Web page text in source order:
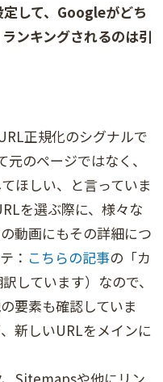
して、Googleがどち
ンキングされるのは引
正規化のシグナルで
のページではなく、
ほしい、と言っていま
を選ぶ際に、様々な
動画にもその詳細につ
： こちらの記事の「カ
しています）なので、
要素も確認していま
新しいURLをメインに